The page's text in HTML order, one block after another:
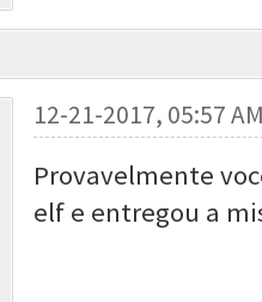
12-21-2017, 05:57
Provavelmente
elf e entregou a